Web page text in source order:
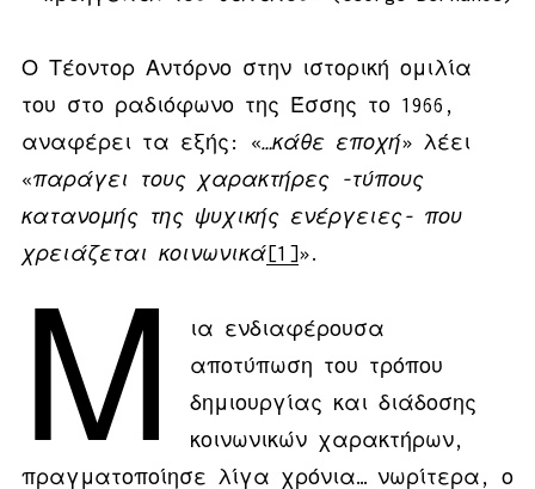
Ο Τέοντορ Αντόρνο στην ιστορική ομιλία
του στο ραδιόφωνο της Έσσης το 1966,
αναφέρει τα εξής: «…κάθε εποχή» λέει
«παράγει τους χαρακτήρες -τύπους
κατανομής της ψυχικής ενέργειες- που
χρειάζεται κοινωνικά [1]».
Μ
ια ενδιαφέρουσα
αποτύπωση του τρόπου
δημιουργίας και διάδοσης
κοινωνικών χαρακτήρων,
πραγματοποίησε λίγα χρόνια… νωρίτερα, ο